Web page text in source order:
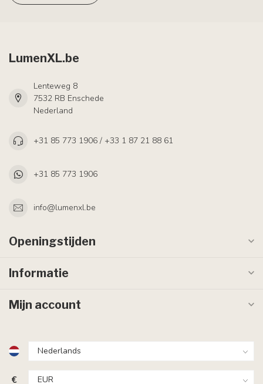
LumenXL.be
Lenteweg 8
7532 RB Enschede
Nederland
+31 85 773 1906 / +33 1 87 21 88 61
+31 85 773 1906
info@lumenxl.be
Openingstijden
Informatie
Mijn account
€